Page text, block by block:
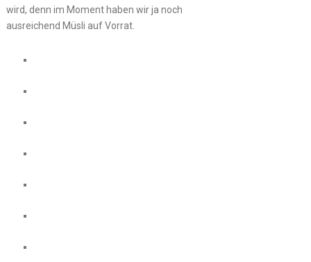
wird, denn im Moment haben wir ja noch
ausreichend Müsli auf Vorrat.